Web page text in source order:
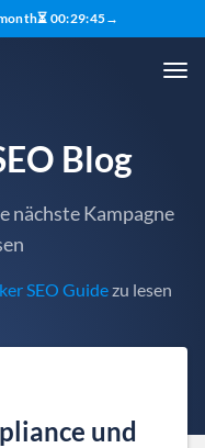
⏳ 00:29:44→
Blog
nächste Kampagne
SEO Guidezu lesen
und